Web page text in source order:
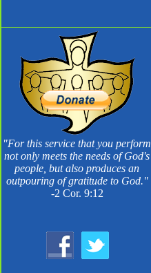
"For this service that you perform
not only meets the needs of God's
people, but also produces an
outpouring of gratitude to God."
-2 Cor. 9:12